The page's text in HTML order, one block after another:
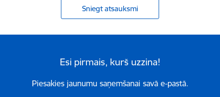
Sniegt atsauksmi
Esi pirmais, kurš uzzina!
Piesakies jaunumu saņemšanai savā e-pastā.